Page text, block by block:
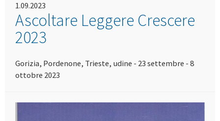
1.09.2023
Ascoltare Leggere Crescere
2023
Gorizia, Pordenone, Trieste, udine - 23 settembre - 8
ottobre 2023